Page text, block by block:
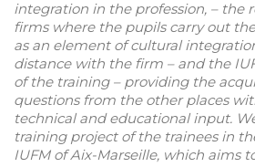
integration in the profession, – the
firms where the pupils carry out
as an element of cultural
distance with the firm – and the
of the training – providing the
questions from the other places
technical and educational input.
training project of the trainees in
IUFM of Aix-Marseille, which aims